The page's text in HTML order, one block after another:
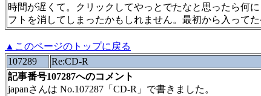
時間が遅くて。クリックしてやっとでたなと思ったら何
フトを消してしまったかもしれません。最初から入って
▲このページのトップに戻る
107289
Re:CD-R
記事番号107287へのコメント
japanさんは No.107287「CD-R」で書きました。